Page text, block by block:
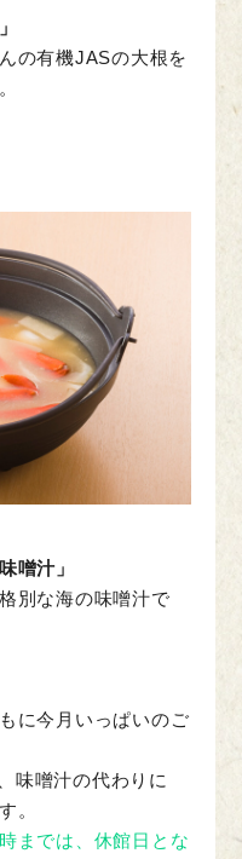
の有機JASの大根を
噌汁」
別な海の味噌汁で
に今月いっぱいのご
味噌汁の代わりに
。
までは、休館日とな